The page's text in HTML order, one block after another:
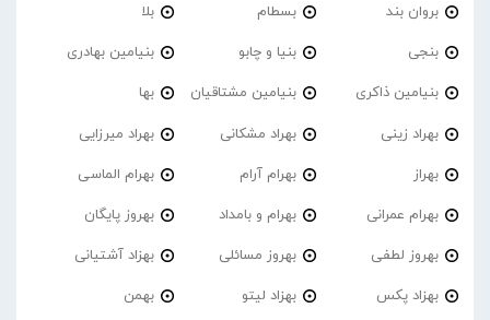
بروان بند بسطام بلا
بنجی بنیا و چابو بنیامین بهادری
بنیامین ذاکری بنیامین مشتاقیان بها
بهراد زینی بهراد مشکانی بهراد میرزایی
بهراز بهرام آرام بهرام الماسی
بهرام عمرانی بهرام و بامداد بهروز پایگان
بهروز لطفی بهروز مسائلی بهزاد آشتیانی
بهزاد پکس بهزاد لیتو بهمن